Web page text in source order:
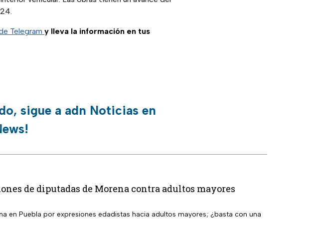
Telegram y lleva la información en tus
sigue a adn Noticias en
de diputadas de Morena contra adultos mayores
en Puebla por expresiones edadistas hacia adultos mayores; ¿basta con una